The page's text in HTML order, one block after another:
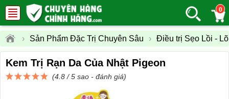
0
› Sản Phẩm Đặc Trị Chuyên Sâu › Điều trị Sẹo Lồi -
Kem Trị Rạn Da Của Nhật Pigeon
(4.8 / 5 sao - đánh giá)